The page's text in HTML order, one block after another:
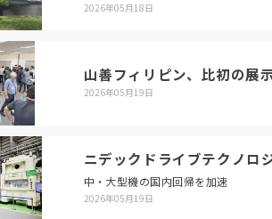
2026年05月18日
山善フィリピン、比初の展
2026年05月19日
ニデックドライブテクノ
中・大型機の国内回帰を加速
2026年05月19日